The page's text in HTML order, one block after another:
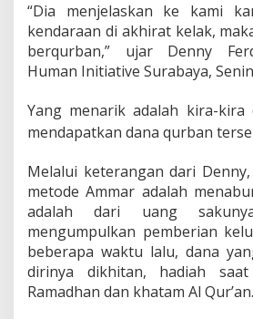
“Dia menjelaskan ke kami
kendaraan di akhirat kelak,
berqurban,” ujar Denny
Human Initiative Surabaya,
Yang menarik adalah kira-kira
mendapatkan dana qurban
Melalui keterangan dari
metode Ammar adalah
adalah dari uang
mengumpulkan pemberian
beberapa waktu lalu, dana
dirinya dikhitan, hadiah
Ramadhan dan khatam Al Qur’an.